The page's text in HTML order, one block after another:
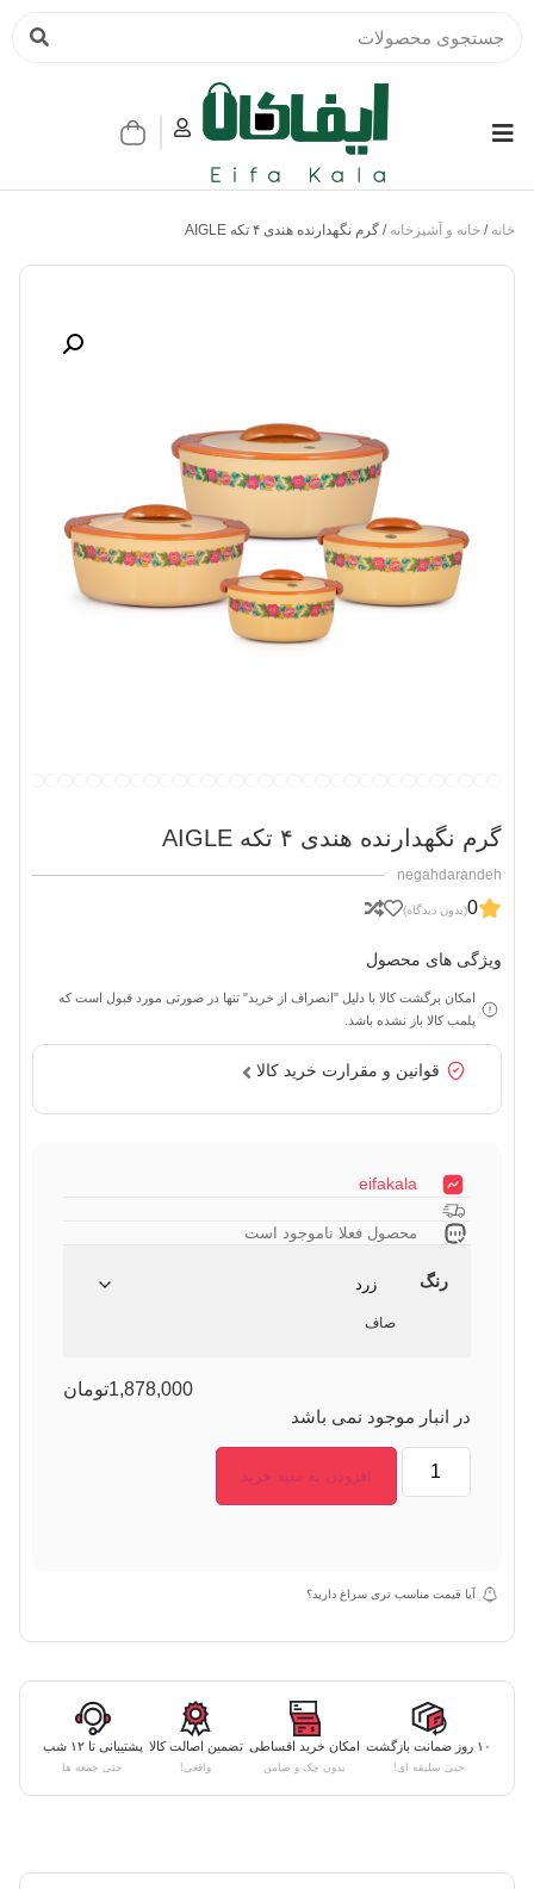
خانه / خانه و آشپزخانه / گرم نگهدارنده هندی ۴ تکه AIGLE‏
گرم نگهدارنده هندی ۴ تکه AIGLE‏
negahdarandeh
0(بدون دیدگاه)
ویژگی های محصول
امکان برگشت کالا با دلیل "انصراف از خرید" تنها در صورتی مورد قبول است که
پلمب کالا باز نشده باشد.
قوانین و مقرارت خرید کالا
eifakala
محصول فعلا ناموجود است
رنگ
صاف
تومان
در انبار موجود نمی باشد
افزودن به سبد خرید
آیا قیمت مناسب تری سراغ دارید؟
۱۰ روز ضمانت بازگشت
حتی سلیقه ای!
امکان خرید اقساطی
بدون چک و ضامن
تضمین اصالت کالا
واقعی!
پشتیبانی تا ۱۲ شب
حتی جمعه ها